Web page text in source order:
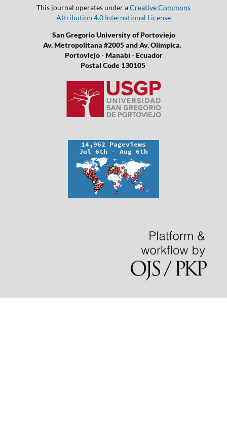
This journal operates under aCreative Commons
Attribution 4.0 International License
San Gregorio University of Portoviejo
Av. Metropolitana #2005 and Av. Olimpica.
Portoviejo - Manabí - Ecuador
Postal Code 130105